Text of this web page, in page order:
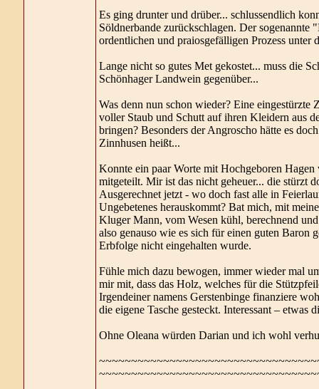
Es ging drunter und drüber... schlussendlich
Söldnerbande zurückschlagen. Der
ordentlichen und praiosgefälligen Prozess unter
Lange nicht so gutes Met gekostet... muss die
Schönhager Landwein gegenüber...
Was denn nun schon wieder? Eine
voller Staub und Schutt auf ihren Kleidern aus
bringen? Besonders der Angroscho hätte es
Zinnhusen heißt...
Konnte ein paar Worte mit Hochgeboren
mitgeteilt. Mir ist das nicht geheuer... die stürzt
Ausgerechnet jetzt - wo doch fast alle in
Ungebetenes herauskommt? Bat mich, mit
Kluger Mann, vom Wesen kühl, berechnend
also genauso wie es sich für einen guten Baron
Erbfolge nicht eingehalten wurde.
Fühle mich dazu bewogen, immer wieder mal
mir mit, dass das Holz, welches für die
Irgendeiner namens Gerstenbinge finanziere
die eigene Tasche gesteckt. Interessant – etwas
Ohne Oleana würden Darian und ich wohl